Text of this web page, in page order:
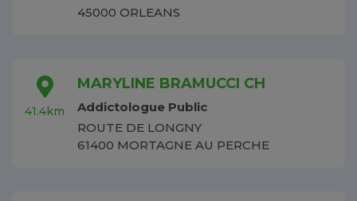
45000 ORLEANS
41.4km
MARYLINE BRAMUCCI CH
Addictologue Public
ROUTE DE LONGNY
61400 MORTAGNE AU PERCHE